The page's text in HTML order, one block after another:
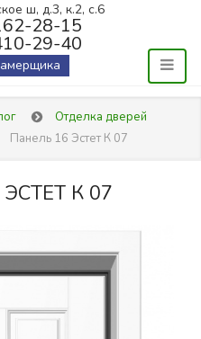
ш, д.3, к.2, с.6
28-15
29-40
Отделка дверей
Панель 16 Эстет К 07
К 07